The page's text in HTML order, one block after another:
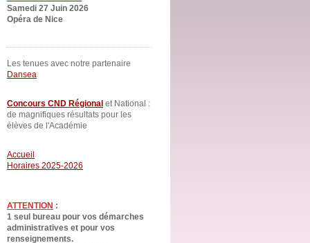
Samedi 27 Juin 2026
Opéra de Nice
Les tenues avec notre partenaire
Dansea
Concours CND Régional et National :
de magnifiques résultats pour les
élèves de l'Académie
Accueil
Horaires 2025-2026
ATTENTION :
1 seul bureau pour vos démarches
administratives et pour vos
renseignements.